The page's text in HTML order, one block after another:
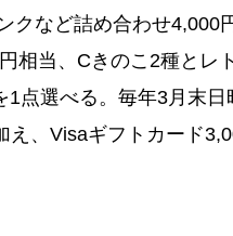
クなど詰め合わせ4,000
相当、Cきのこ2種とレ
点選べる。毎年3月末日
、Visaギフトカード